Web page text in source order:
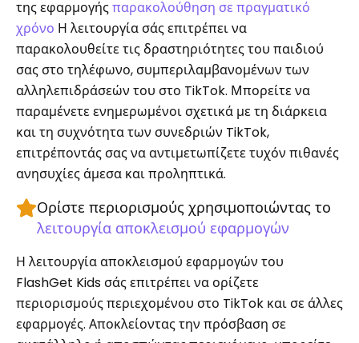
της εφαρμογήςπαρακολούθηση σε πραγματικό
χρόνο Η λειτουργία σάς επιτρέπει να
παρακολουθείτε τις δραστηριότητες του παιδιού
σας στο τηλέφωνο, συμπεριλαμβανομένων των
αλληλεπιδράσεών του στο TikTok. Μπορείτε να
παραμένετε ενημερωμένοι σχετικά με τη διάρκεια
και τη συχνότητα των συνεδριών TikTok,
επιτρέποντάς σας να αντιμετωπίζετε τυχόν πιθανές
ανησυχίες άμεσα και προληπτικά.
Ορίστε περιορισμούς χρησιμοποιώντας το
λειτουργία αποκλεισμού εφαρμογών
Η λειτουργία αποκλεισμού εφαρμογών του
FlashGet Kids σάς επιτρέπει να ορίζετε
περιορισμούς περιεχομένου στο TikTok και σε άλλες
εφαρμογές. Αποκλείοντας την πρόσβαση σε